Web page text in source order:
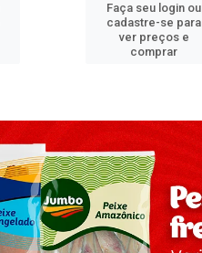
Faça seu login ou
cadastre-se para
ver preços e
comprar